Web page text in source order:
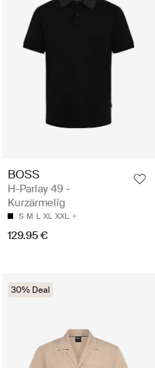
BOSS
H-Parlay 49 -
Kurzärmelig
S M L XL XXL
129.95 €
30% Deal